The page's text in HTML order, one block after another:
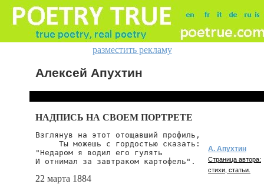
разместить рекламу
Алексей Апухтин
НАДПИСЬ НА СВОЕМ ПОРТРЕТЕ
Взглянув на этот отощавший профиль,
     Ты можешь с гордостью сказать:
"Недаром я водил его гулять
22 марта 1884
А. Апухтин
Страница автора:
стихи, статьи.